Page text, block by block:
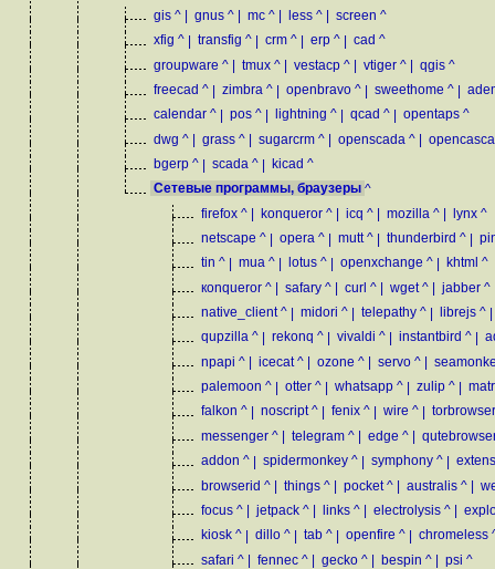
gis ^ gnus ^ mc ^ less ^ screen ^
xfig ^ | transfig ^ | crm ^ | erp ^ | cad ^
groupware ^ | tmux ^ | vestacp ^ | vtiger ^ | qgis ^
freecad ^ | zimbra ^ | openbravo ^ | sweethome ^ |
calendar ^ | pos ^ | lightning ^ | qcad ^ | opentaps ^
dwg ^ | grass ^ | sugarcrm ^ | openscada ^ |
bgerp ^ | scada ^ | kicad ^
Сетевые программы, браузеры ^
firefox ^ | konqueror ^ | icq ^ | mozilla ^ | lynx ^
netscape ^ | opera ^ | mutt ^ | thunderbird ^ |
tin ^ | mua ^ | lotus ^ | openxchange ^ | khtml ^
кonqueror ^ | safary ^ | curl ^ | wget ^ | jabber ^
native_client ^ | midori ^ | telepathy ^ | librejs ^ |
qupzilla ^ | rekonq ^ | vivaldi ^ | instantbird ^ |
npapi ^ | icecat ^ | ozone ^ | servo ^ |
palemoon ^ | otter ^ | whatsapp ^ | zulip ^ |
falkon ^ | noscript ^ | fenix ^ | wire ^ | torbrowser
messenger ^ | telegram ^ | edge ^ |
addon ^ | spidermonkey ^ | symphony ^ |
browserid ^ | things ^ | pocket ^ | australis ^ |
focus ^ | jetpack ^ | links ^ | electrolysis ^ |
kiosk ^ | dillo ^ | tab ^ | openfire ^ | chromeless
safari ^ | fennec ^ | gecko ^ | bespin ^ | psi ^